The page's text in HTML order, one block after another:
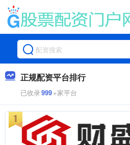
正规配资平台排行
已收录999+家平台